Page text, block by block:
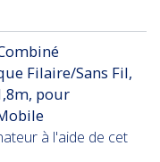
Filaire/Sans Fil,
pour
à l'aide de cet